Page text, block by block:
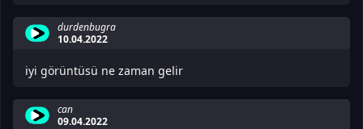
durdenbugra
10.04.2022
iyi görüntüsü ne zaman gelir
can
09.04.2022